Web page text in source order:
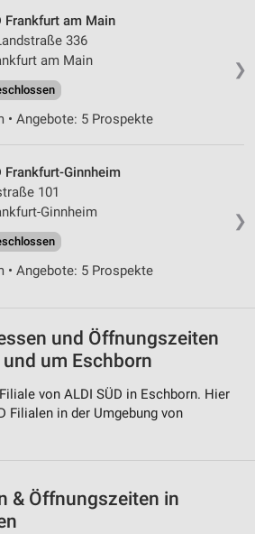
❯
Frankfurt am Main
336
am Main
• Angebote: 5 Prospekte
❯
Frankfurt-Ginnheim
101
Ginnheim
• Angebote: 5 Prospekte
und Öffnungszeiten
um Eschborn
von ALDI SÜD in Eschborn. Hier
Filialen in der Umgebung von
& Öffnungszeiten in
Daten zur Auswahl von
Standortdaten
angeforderten